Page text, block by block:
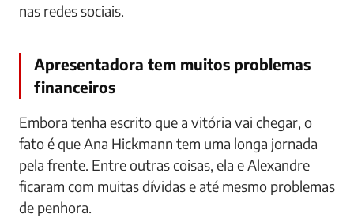
nas redes sociais.
Apresentadora tem muitos problemas
financeiros
Embora tenha escrito que a vitória vai chegar, o
fato é que Ana Hickmann tem uma longa jornada
pela frente. Entre outras coisas, ela e Alexandre
ficaram com muitas dívidas e até mesmo problemas
de penhora.